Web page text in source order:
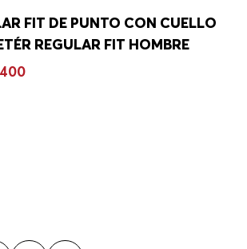
FIT DE PUNTO CON CUELLO
REGULAR FIT HOMBRE
400